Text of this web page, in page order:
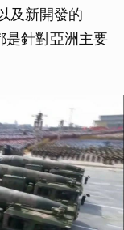
及新開發的
是針對亞洲主要